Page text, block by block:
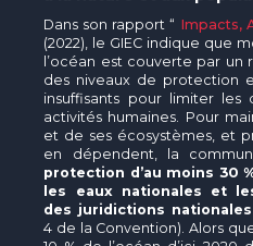
Dans son rapport “ Impacts,
(2022), le GIEC indique que
l’océan est couverte par
des niveaux de protection
insuffisants pour limiter les
activités humaines. Pour
et de ses écosystèmes, et
en dépendent, la
protection d’au moins 30
les eaux nationales et
des juridictions nationales
4 de la Convention). Alors